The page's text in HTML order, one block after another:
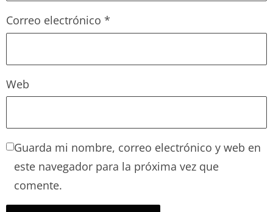
Correo electrónico *
Web
Guarda mi nombre, correo electrónico y web en
este navegador para la próxima vez que
comente.